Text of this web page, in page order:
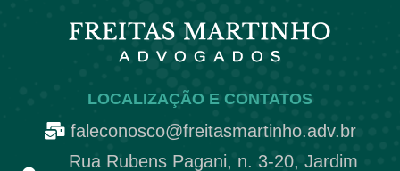
LOCALIZAÇÃO E CONTATOS
faleconosco@freitasmartinho.adv.br
Rua Rubens Pagani, n. 3-20, Jardim